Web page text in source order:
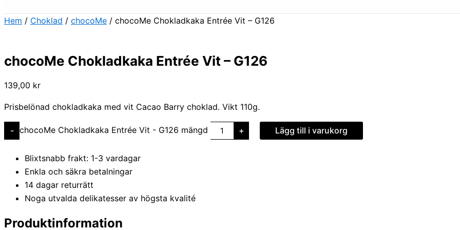
Hem / Choklad / chocoMe / chocoMe Chokladkaka Entrée Vit – G126
chocoMe Chokladkaka Entrée Vit – G126
139,00 kr
Prisbelönad chokladkaka med vit Cacao Barry choklad. Vikt 110g.
- chocoMe Chokladkaka Entrée Vit - G126 mängd + Lägg till i varukorg
Blixtsnabb frakt: 1-3 vardagar
Enkla och säkra betalningar
14 dagar returrätt
Noga utvalda delikatesser av högsta kvalité
Produktinformation